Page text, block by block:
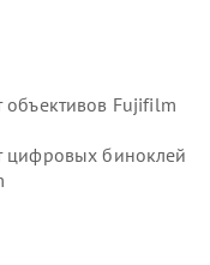
объективов Fujifilm
цифровых биноклей